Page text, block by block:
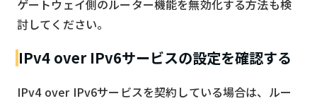
ゲートウェイ側のルーター機能を無効化する方法も検
討してください。
IPv4 over IPv6サービスの設定を確認する
IPv4 over IPv6サービスを契約している場合は、ルー